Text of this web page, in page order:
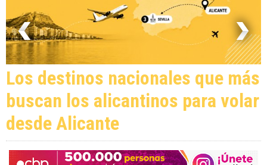
Los destinos nacionales que más
buscan los alicantinos para volar
desde Alicante